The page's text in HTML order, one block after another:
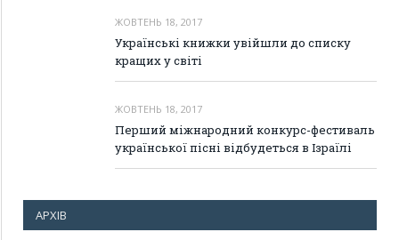
ЖОВТЕНЬ 18, 2017
Українські книжки увійшли до списку
кращих у світі
ЖОВТЕНЬ 18, 2017
Перший міжнародний конкурс-фестиваль
української пісні відбудеться в Ізраїлі
АРХІВ